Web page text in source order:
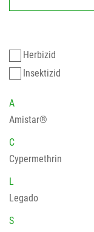
Herbizid
Insektizid
A
Amistar®
C
Cypermethrin
L
Legado
S